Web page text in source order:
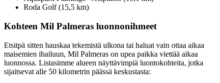
Roda Golf (15,5 km)
Kohteen Mil Palmeras luonnonihmeet
Etsitpä sitten hauskaa tekemistä ulkona tai haluat vain ottaa aikaa
maisemien ihailuun, Mil Palmeras on upea paikka viettää aikaa
luonnossa. Listasimme alueen näyttävimpiä luontokohteita, jotka
sijaitsevat alle 50 kilometrin päässä keskustasta: